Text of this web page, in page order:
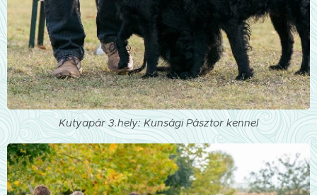
Kutyapár 3.hely: Kunsági Pásztor kennel